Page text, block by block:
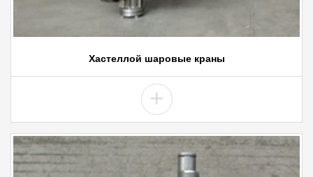
Хастеллой шаровые краны
+